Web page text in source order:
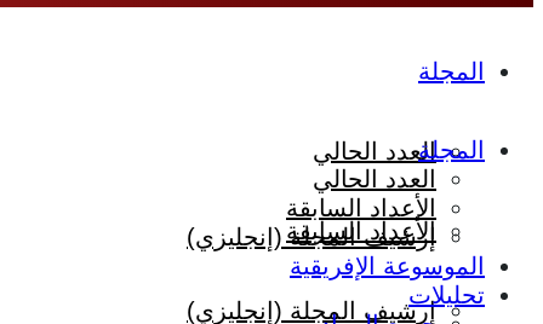
المجلة
العدد الحالي
الأعداد السابقة
إرشيف المجلة (إنجليزي)
المجلة
العدد الحالي
الأعداد السابقة
إرشيف المجلة (إنجليزي)
الموسوعة الإفريقية
تحليلات